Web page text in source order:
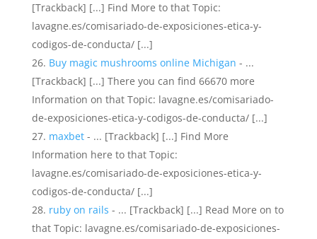
[Trackback] [...] Find More to that Topic:
lavagne.es/comisariado-de-exposiciones-etica-y-
codigos-de-conducta/ [...]
Buy magic mushrooms online Michigan - ...
[Trackback] [...] There you can find 66670 more
Information on that Topic: lavagne.es/comisariado-
de-exposiciones-etica-y-codigos-de-conducta/ [...]
maxbet- ... [Trackback] [...] Find More
Information here to that Topic:
lavagne.es/comisariado-de-exposiciones-etica-y-
codigos-de-conducta/ [...]
ruby on rails - ... [Trackback] [...] Read More on to
that Topic: lavagne.es/comisariado-de-exposiciones-